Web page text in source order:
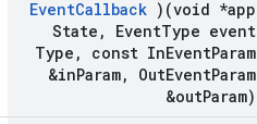
EventCallback )(void *app
State , EventType event
Type , const InEventParam
&inParam, OutEventParam
&outParam)